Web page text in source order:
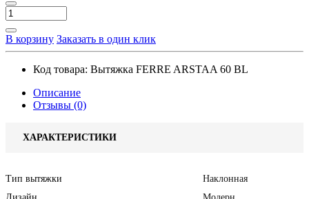
В корзину Заказать в один клик
Код товара: Вытяжка FERRE ARSTAA 60 BL
Описание
Отзывы (0)
ХАРАКТЕРИСТИКИ
Тип вытяжки
Наклонная